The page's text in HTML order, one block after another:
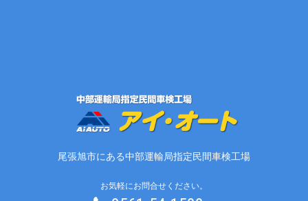
尾張旭市にある中部運輸局指定民間車検工場
お気軽にお問合せください。